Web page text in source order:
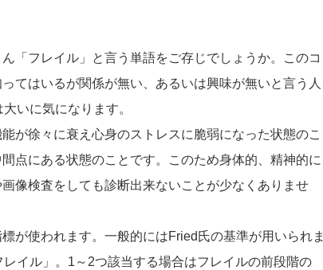
「フレイル」と言う単語をご存じでしょうか。このコ
てはいるが関係が無い、あるいは興味が無いと言う人
いに気になります。
が徐々に衰え心身のストレスに脆弱になった状態のこ
点にある状態のことです。このため身体的、精神的に
像検査をしても診断出来ないことが少なくありませ
が使われます。一般的にはFried氏の基準が用いられま
イル」。1～2つ該当する場合はフレイルの前段階の